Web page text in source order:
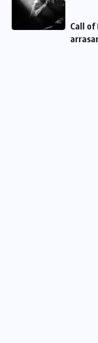
Call of